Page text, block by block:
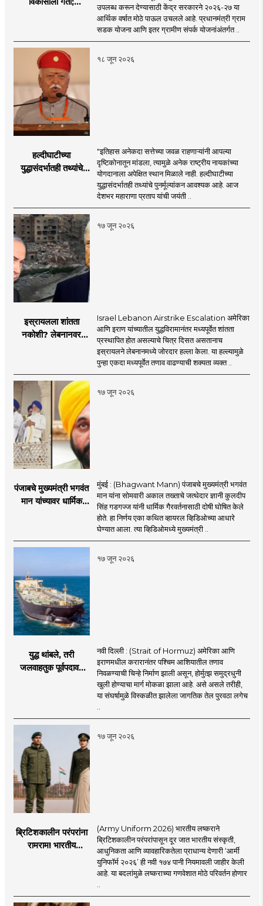
लक्ष्य!
उपलब्ध करून देण्यासाठी केंद्र सरकारने २०२६-२७ या
आर्थिक वर्षात मोठे पाऊल उचलले आहे. प्रधानमंत्री ग्राम
सडक योजना आणि इतर ग्रामीण संपर्क योजनांअंतर्गत ..
१८ जून २०२६
हल्दीघाटीच्या
युद्धासंदर्भातही तथ्यांचे
मोहनजी भागवत
"इतिहास अनेकदा सत्तेच्या जवळ राहणाऱ्यांनी आपल्या
दृष्टिकोनातून मांडला, त्यामुळे अनेक राष्ट्रीय नायकांच्या
योगदानाला अपेक्षित स्थान मिळाले नाही. हल्दीघाटीच्या
युद्धासंदर्भातही तथ्यांचे पुनर्मूल्यांकन आवश्यक आहे. आज
देशभर महाराणा प्रताप यांची जयंती ..
१७ जून २०२६
इस्रायलला शांतता
नकोशी? लेबनानवर
इराण-अमेरिकेत आरोप-
प्रत्यारोप
Israel Lebanon Airstrike Escalation अमेरिका
आणि इराण यांच्यातील युद्धविरामानंतर मध्यपूर्वेत शांतता
प्रस्थापित होत असल्याचे चित्र दिसत असतानाच
इस्रायलने लेबनानमध्ये जोरदार हल्ला केला. या हल्ल्यामुळे
पुन्हा एकदा मध्यपूर्वेत तणाव वाढण्याची शक्यता व्यक्त ..
१७ जून २०२६
पंजाबचे मुख्यमंत्री भगवंत
मान यांच्यावर धार्मिक
खळबळ
मुंबई : (Bhagwant Mann) पंजाबचे मुख्यमंत्री भगवंत
मान यांना सोमवारी अकाल तख्ताचे जत्थेदार ज्ञानी कुलदीप
सिंह गडगज्ज यांनी धार्मिक गैरवर्तनासाठी दोषी घोषित केले
होते. हा निर्णय एका कथित व्हायरल व्हिडिओच्या आधारे
घेण्यात आला. त्या व्हिडिओमध्ये मुख्यमंत्री ..
१७ जून २०२६
युद्ध थांबले, तरी
जलवाहतुक पूर्वपदावर
चिंता.
नवी दिल्ली : (Strait of Hormuz) अमेरिका आणि
इराणमधील करारानंतर पश्चिम आशियातील तणाव
निवळण्याची चिन्हे निर्माण झाली असून, होर्मुत्झ समुद्रधुनी
खुली होण्याचा मार्ग मोकळा झाला आहे. असे असले तरीही,
या संघर्षामुळे विस्कळीत झालेला जागतिक तेल पुरवठा लगेच
१७ जून २०२६
ब्रिटिशकालीन परंपरांना
रामराम! भारतीय
(Army Uniform 2026) भारतीय लष्कराने
ब्रिटिशकालीन परंपरांपासून दूर जात भारतीय संस्कृती,
आधुनिकता आणि व्यावहारिकतेला प्राधान्य देणारी ‘आर्मी
युनिफॉर्म २०२६’ ही नवी १७४ पानी नियमावली जाहीर केली
आहे. या बदलांमुळे लष्कराच्या गणवेशात मोठे परिवर्तन होणार